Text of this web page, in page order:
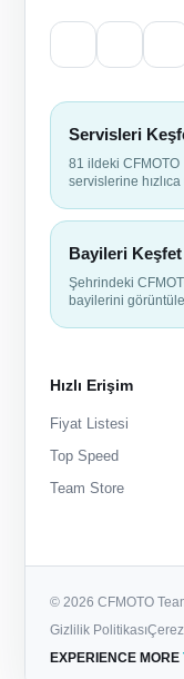
Servisleri
81 ildeki CFMOTO
servislerine
Bayileri
Şehrindeki
bayilerini
Hızlı Erişim
Fiyat Listesi
Top Speed
Team Store
© 2026 CFMOTO
Gizlilik Politikası
EXPERIENCE MORE